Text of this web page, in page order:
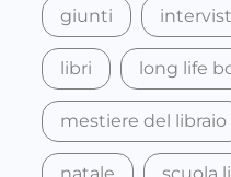
giunti
libri long life
mestiere del libraio